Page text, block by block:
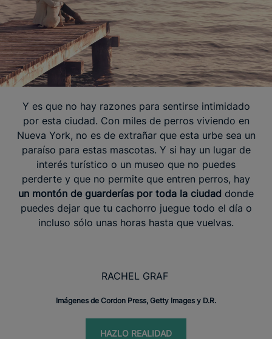
Y es que no hay razones para sentirse intimidado
por esta ciudad. Con miles de perros viviendo en
Nueva York, no es de extrañar que esta urbe sea un
paraíso para estas mascotas. Y si hay un lugar de
interés turístico o un museo que no puedes
perderte y que no permite que entren perros, hay
un montón de guarderías por toda la ciudad donde
puedes dejar que tu cachorro juegue todo el día o
incluso sólo unas horas hasta que vuelvas.
RACHEL GRAF
Imágenes de Cordon Press, Getty Images y D.R.
HAZLO REALIDAD